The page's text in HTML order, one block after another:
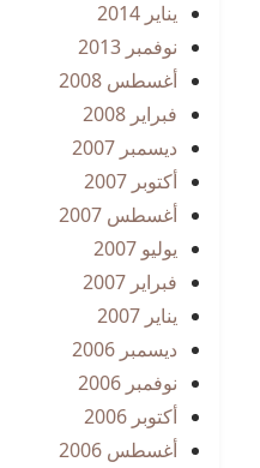
يناير 2014
نوفمبر 2013
أغسطس 2008
فبراير 2008
ديسمبر 2007
أكتوبر 2007
أغسطس 2007
يوليو 2007
فبراير 2007
يناير 2007
ديسمبر 2006
نوفمبر 2006
أكتوبر 2006
أغسطس 2006